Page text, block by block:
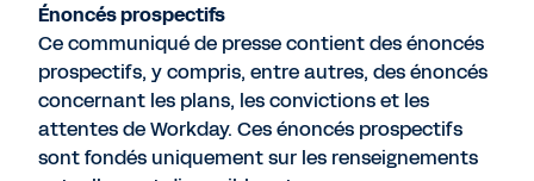
Énoncés prospectifs
Ce communiqué de presse contient des énoncés
prospectifs, y compris, entre autres, des énoncés
concernant les plans, les convictions et les
attentes de Workday. Ces énoncés prospectifs
sont fondés uniquement sur les renseignements